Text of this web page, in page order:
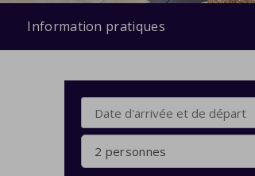
Information pratiques
2 personnes